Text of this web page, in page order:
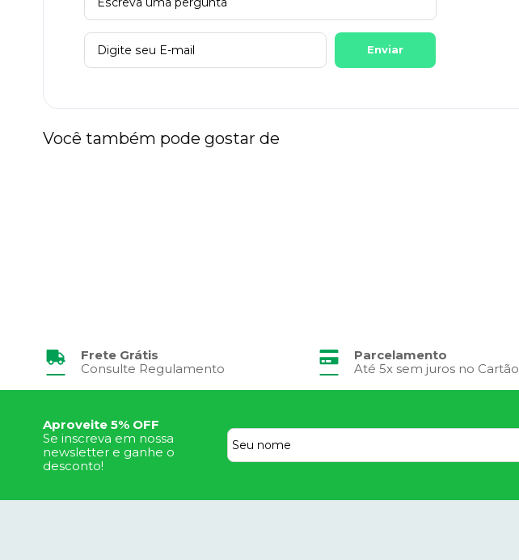
Enviar
Você também pode gostar de
Frete Grátis
Consulte Regulamento
Parcelamento
Até 5x sem juros no Cartão
Aproveite 5% OFF
Se inscreva em nossa
newsletter e ganhe o
desconto!